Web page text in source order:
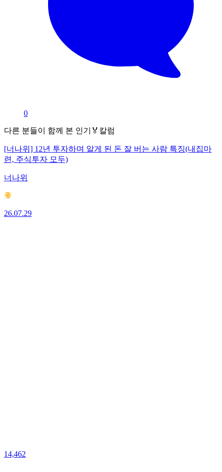
0
다른 분들이 함께 본 인기🏅칼럼
[너나위] 12년 투자하며 알게 된 돈 잘 버는 사람 특징(내집마
련, 주식투자 모두)
너나위
26.07.29
14,462